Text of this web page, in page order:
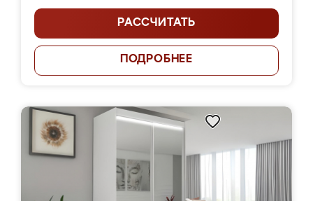
РАССЧИТАТЬ
ПОДРОБНЕЕ